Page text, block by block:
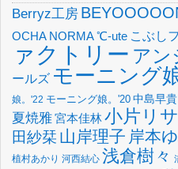
Berryz工房
OCHA NORMA℃-ute こぶし
ァクトリー アン
ールズ モーニング娘
娘。'22 モーニング娘。'20 中島早貴
夏焼雅宮本佳林小片リサ
田紗栞 山岸理子 岸本
植村あかり 河西結心 浅倉樹々